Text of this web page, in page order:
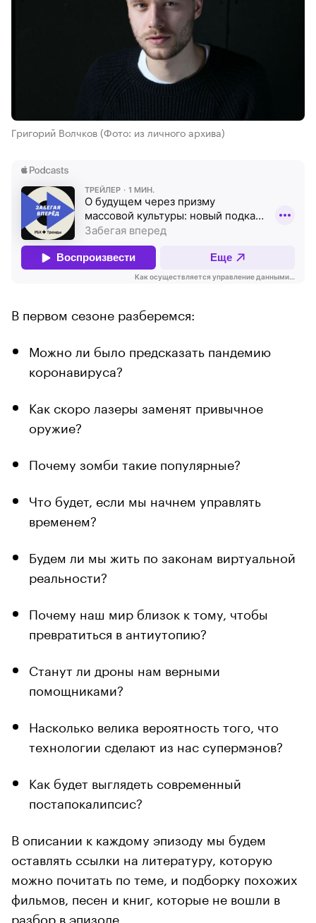
Григорий Волчков (Фото: из личного архива)
В первом сезоне разберемся:
Можно ли было предсказать пандемию
коронавируса?
Как скоро лазеры заменят привычное
оружие?
Почему зомби такие популярные?
Что будет, если мы начнем управлять
временем?
Будем ли мы жить по законам виртуальной
реальности?
Почему наш мир близок к тому, чтобы
превратиться в антиутопию?
Станут ли дроны нам верными
помощниками?
Насколько велика вероятность того, что
технологии сделают из нас супермэнов?
Как будет выглядеть современный
постапокалипсис?
В описании к каждому эпизоду мы будем
оставлять ссылки на литературу, которую
можно почитать по теме, и подборку похожих
фильмов, песен и книг, которые не вошли в
разбор в эпизоде.